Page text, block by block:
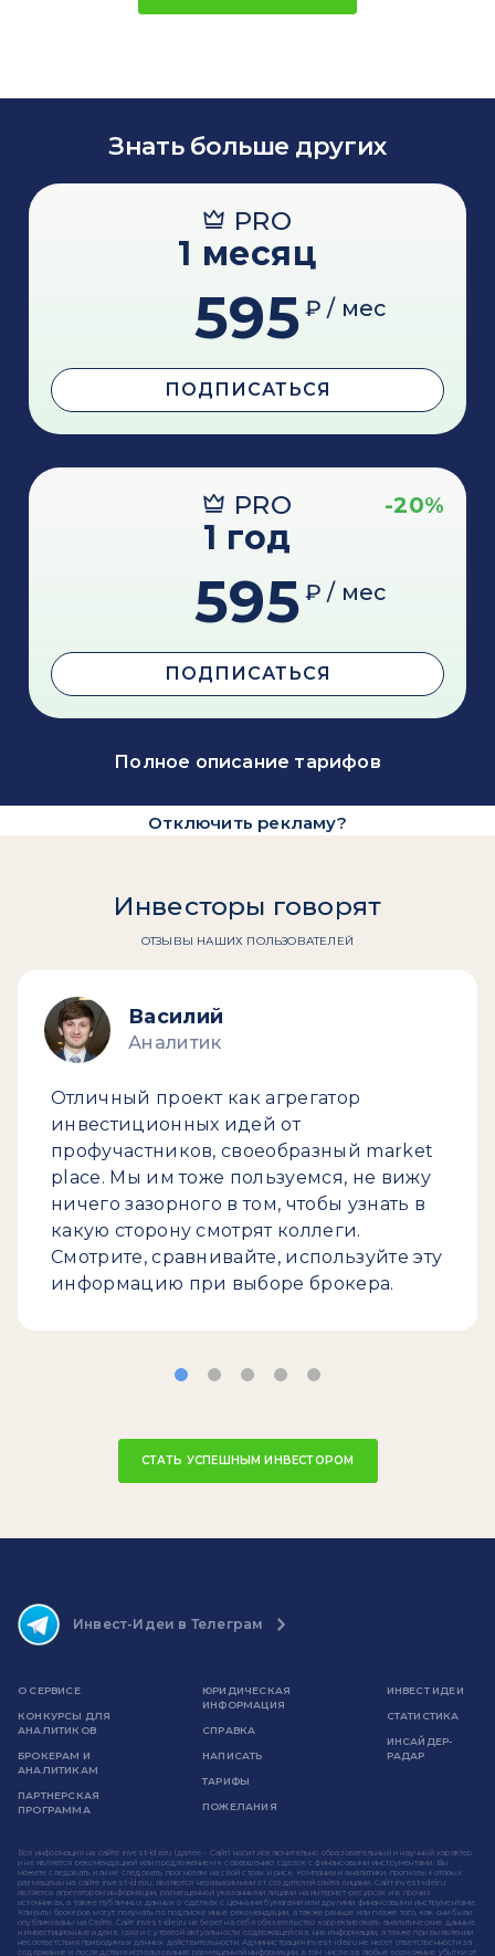
Знать больше других
PRO
1 месяц
595 ₽ / мес
ПОДПИСАТЬСЯ
PRO -20%
1 год
595 ₽ / мес
ПОДПИСАТЬСЯ
Полное описание тарифов
Отключить рекламу?
Инвесторы говорят
ОТЗЫВЫ НАШИХ ПОЛЬЗОВАТЕЛЕЙ
Василий
Аналитик
Отличный проект как агрегатор
инвестиционных идей от
профучастников, своеобразный market
place. Мы им тоже пользуемся, не вижу
ничего зазорного в том, чтобы узнать в
какую сторону смотрят коллеги.
Смотрите, сравнивайте, используйте эту
информацию при выборе брокера.
СТАТЬ УСПЕШНЫМ ИНВЕСТОРОМ
Инвест-Идеи в Телеграм
О СЕРВИСЕ
КОНКУРСЫ ДЛЯ
АНАЛИТИКОВ
БРОКЕРАМ И
АНАЛИТИКАМ
ПАРТНЕРСКАЯ
ПРОГРАММА
ЮРИДИЧЕСКАЯ
ИНФОРМАЦИЯ
СПРАВКА
НАПИСАТЬ
ТАРИФЫ
ПОЖЕЛАНИЯ
ИНВЕСТ ИДЕИ
СТАТИСТИКА
ИНСАЙДЕР-
РАДАР
Вся информация на сайте invest-idei.ru (далее - Сайт) носит исключительно образовательный и научный характер
и не является рекомендацией или предложением к совершению сделок с финансовыми инструментами. Вы
можете следовать или не следовать прогнозам на свой страх и риск. Компании и аналитики, прогнозы которых
размещены на сайте invest-idei.ru, являются независимыми от создателей сайта лицами. Сайт invest-idei.ru
является агрегатором информации, размещенной указанными лицами на интернет-ресурсах и в прочих
источниках, а также публичных данных о сделках с ценными бумагами или другими финансовыми инструментами.
Клиенты брокеров могут получать по подписке иные рекомендации, а также раньше или позже того, как они были
опубликованы на Сайте. Сайт invest-idei.ru не берет на себя обязательство корректировать аналитические данные
и инвестиционные идеи в связи с утратой актуальности содержащейся в них информации, а также при выявлении
несоответствия приводимых данных действительности. Администрация invest-idei.ru не несет ответственности за
содержание и последствия использования размещенной информации, в том числе за любые возможные убытки от